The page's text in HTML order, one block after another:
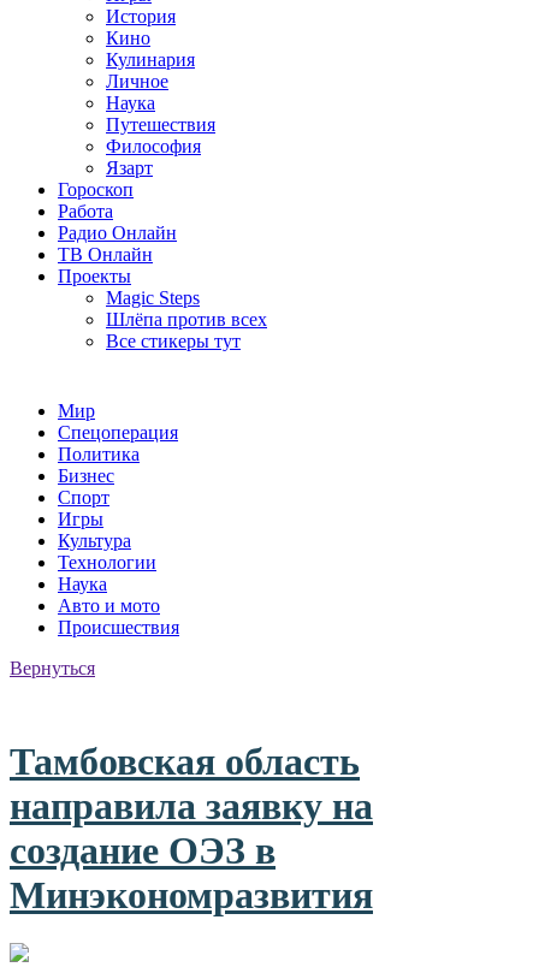
История
Кино
Кулинария
Личное
Наука
Путешествия
Философия
Язарт
Гороскоп
Работа
Радио Онлайн
ТВ Онлайн
Проекты
Magic Steps
Шлёпа против всех
Все стикеры тут
Мир
Спецоперация
Политика
Бизнес
Спорт
Игры
Культура
Технологии
Наука
Авто и мото
Происшествия
Вернуться
Тамбовская область
направила заявку на
создание ОЭЗ в
Минэкономразвития